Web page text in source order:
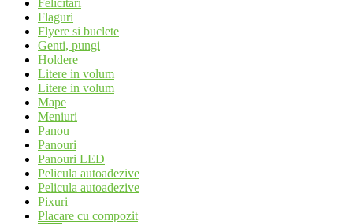
Felicitari
Flaguri
Flyere si buclete
Genti, pungi
Holdere
Litere in volum
Litere in volum
Mape
Meniuri
Panou
Panouri
Panouri LED
Pelicula autoadezive
Pelicula autoadezive
Pixuri
Placare cu compozit